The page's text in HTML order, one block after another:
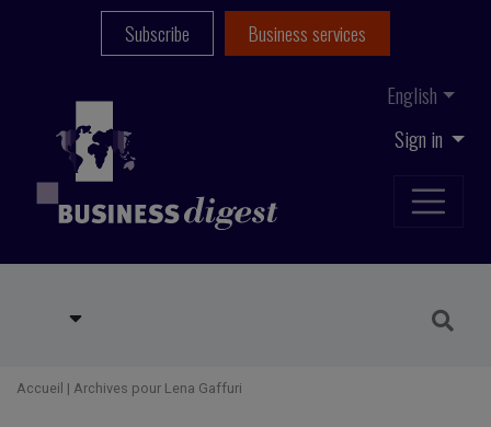
Sign in
English
Subscribe Business services
Accueil | Archives pour Lena Gaffuri